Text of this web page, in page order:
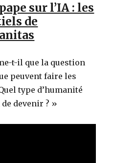
sur l’IA : les
de
t-il que la question
peuvent faire les
type d’humanité
devenir ? »